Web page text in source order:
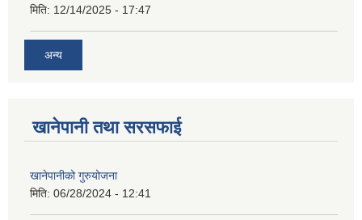
मिति: 12/14/2025 - 17:47
अन्य
खानेपानी तथा सरसफाई
खानेपानीको गुरुयोजना
मिति: 06/28/2024 - 12:41